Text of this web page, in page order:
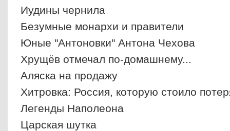
Иудины чернила
Безумные монархи и правители
Юные "Антоновки" Антона Чехова
Хрущёв отмечал по-домашнему...
Аляска на продажу
Хитровка: Россия, которую стоило
Легенды Наполеона
Царская шутка